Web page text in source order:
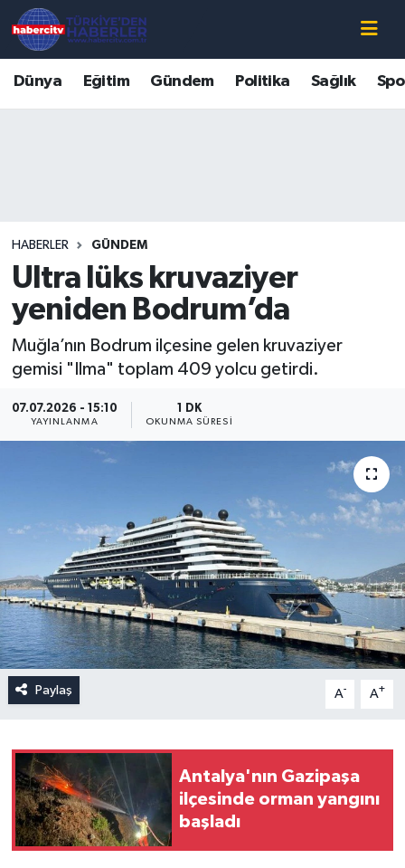
Dünya Eğitim Gündem Politika Sağlık
HABERLER GÜNDEM
Ultra lüks kruvaziyer
yeniden Bodrum’da
Muğla’nın Bodrum ilçesine gelen kruvaziyer
gemisi "Ilma" toplam 409 yolcu getirdi.
07.07.2026 - 15:10
YAYINLANMA
1 DK
OKUNMA SÜRESI
Paylaş A- A+
Antalya'nın Gazipaşa
ilçesinde orman yangını
başladı
Süper Lig Puan Durumu ve Fikstür
Tüm Manşetler
Son Dakika Haberleri